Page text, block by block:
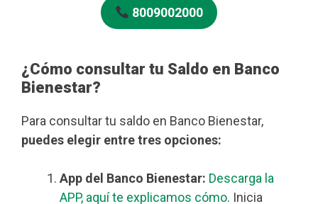
8009002000
¿Cómo consultar tu Saldo en Banco
Bienestar?
Para consultar tu saldo en Banco Bienestar,
puedes elegir entre tres opciones:
App del Banco Bienestar: Descarga la
APP, aquí te explicamos cómo. Inicia